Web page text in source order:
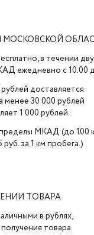
в течении
ежедневно с 10.00
доставляется
менее 30 000 рублей
1 000 рублей.
МКАД (до 100
за 1 км пробега.)
ТОВАРА
в рублях,
товара.